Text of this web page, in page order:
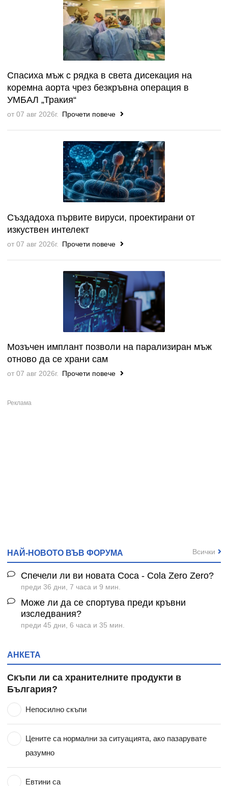
Спасиха мъж с рядка в света дисекация на
коремна аорта чрез безкръвна операция в
УМБАЛ „Тракия“
от 07 авг 2026г. Прочети повече
Създадоха първите вируси, проектирани от
изкуствен интелект
от 07 авг 2026г. Прочети повече
Мозъчен имплант позволи на парализиран мъж
отново да се храни сам
от 07 авг 2026г. Прочети повече
НАЙ-НОВОТО ВЪВ ФОРУМА
Спечели ли ви новата Coca - Cola Zero Zero?
преди 36 дни, 7 часа и 9 мин.
Може ли да се спортува преди кръвни
изследвания?
преди 45 дни, 6 часа и 35 мин.
Всички
АНКЕТА
Скъпи ли са хранителните продукти в
България?
Непосилно скъпи
Цените са нормални за ситуацията, ако пазарувате
разумно
Евтини са